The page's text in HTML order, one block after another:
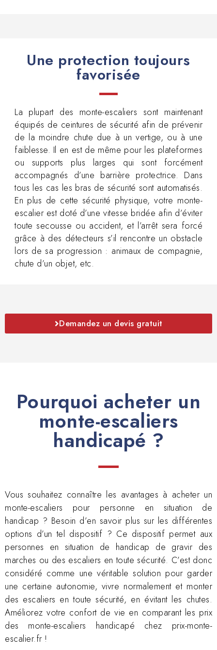
Une protection toujours
favorisée
La plupart des monte-escaliers sont maintenant
équipés de ceintures de sécurité afin de prévenir
de la moindre chute due à un vertige, ou à une
faiblesse. Il en est de même pour les plateformes
ou supports plus larges qui sont forcément
accompagnés d’une barrière protectrice. Dans
tous les cas les bras de sécurité sont automatisés.
En plus de cette sécurité physique, votre monte-
escalier est doté d’une vitesse bridée afin d’éviter
toute secousse ou accident, et l’arrêt sera forcé
grâce à des détecteurs s’il rencontre un obstacle
lors de sa progression : animaux de compagnie,
chute d’un objet, etc.
Demandez un devis gratuit
Pourquoi acheter un
monte-escaliers
handicapé ?
Vous souhaitez connaître les avantages à acheter un
monte-escaliers pour personne en situation de
handicap ? Besoin d’en savoir plus sur les différentes
options d’un tel dispositif ? Ce dispositif permet aux
personnes en situation de handicap de gravir des
marches ou des escaliers en toute sécurité. C’est donc
considéré comme une véritable solution pour garder
une certaine autonomie, vivre normalement et monter
des escaliers en toute sécurité, en évitant les chutes.
Améliorez votre confort de vie en comparant les prix
des monte-escaliers handicapé chez prix-monte-
escalier.fr !